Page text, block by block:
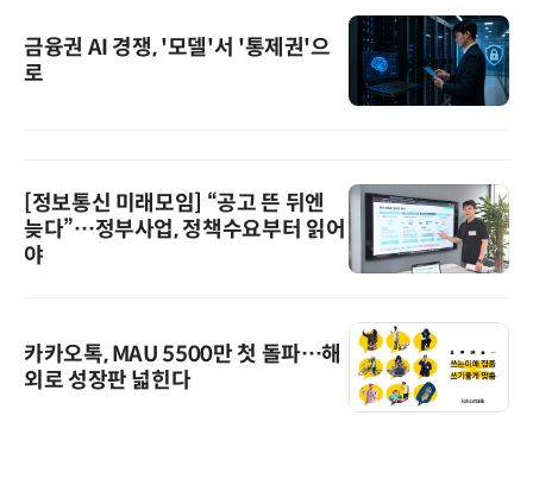
금융권 AI 경쟁, '모델'서 '통제권'으
로
[정보통신 미래모임] “공고 뜬 뒤엔
늦다”…정부사업, 정책수요부터 읽어
야
카카오톡, MAU 5500만 첫 돌파…해
외로 성장판 넓힌다